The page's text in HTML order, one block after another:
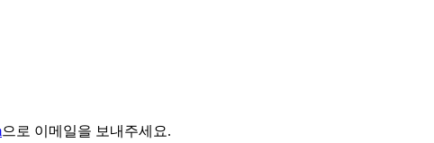
으로 이메일을 보내주세요.